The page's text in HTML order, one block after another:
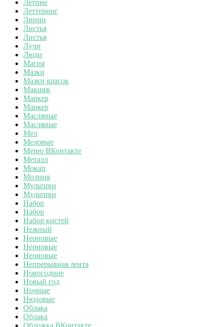
Летние
Леттеринг
Линии
Листья
Листья
Лучи
Люди
Магия
Мазки
Мазки красок
Макияж
Маркер
Маркер
Масляные
Масляные
Мел
Меловые
Меню ВКонтакте
Металл
Мокап
Молния
Мультики
Мультики
Набор
Набор
Набор кистей
Нежный
Неоновые
Неоновые
Неоновые
Непрерывная лента
Новогодние
Новый год
Ночные
Нюдовые
Облака
Облака
Обложка ВКонтакте